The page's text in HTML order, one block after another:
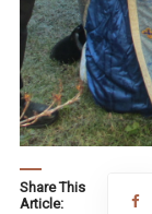
Share This
Article: